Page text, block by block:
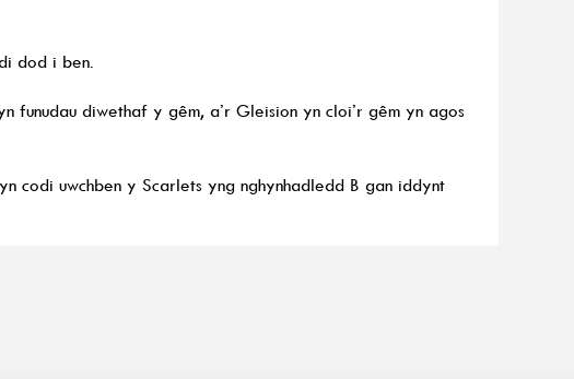
dod i ben.
funudau diwethaf y gêm, a’r Gleision yn cloi’r gêm yn agos
codi uwchben y Scarlets yng nghynhadledd B gan iddynt